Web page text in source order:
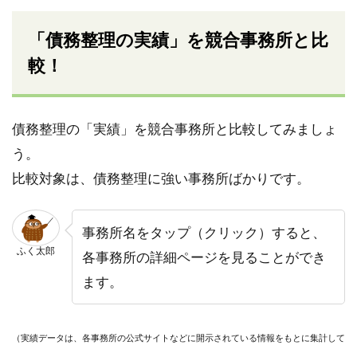
「債務整理の実績」を競合事務所と比
較！
債務整理の「実績」を競合事務所と比較してみましょ
う。
比較対象は、債務整理に強い事務所ばかりです。
ふく太郎
事務所名をタップ（クリック）すると、
各事務所の詳細ページを見ることができ
ます。
（実績データは、各事務所の公式サイトなどに開示されている情報をもとに集計して